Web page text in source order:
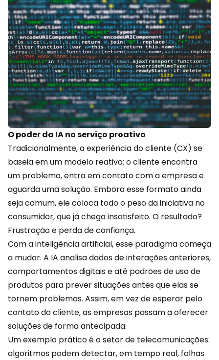
O poder da IA no serviço proativo
Tradicionalmente, aexperiênciado cliente (CX) se
baseia em um modelo reativo: o cliente encontra
um problema, entra em contato com a empresa e
aguarda uma solução. Embora esse formato ainda
seja comum, ele coloca todo o peso da iniciativa no
consumidor, que já chega insatisfeito. O resultado?
Frustração e perda de confiança.
Com a inteligência artificial, esse paradigma começa
a mudar. A IA analisa dados de interações anteriores,
comportamentosdigitais e até padrões de uso de
produtos para prever situações antes que elas se
tornem problemas. Assim, em vez de esperar pelo
contato do cliente, as empresas passam a oferecer
soluções de forma antecipada.
Um exemplo prático é o setor de telecomunicações:
algoritmos podem detectar, em tempo real, falhas